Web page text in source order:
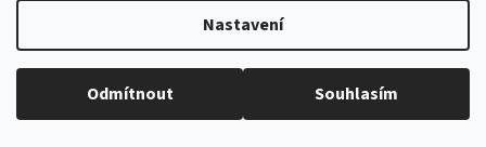
Nastavení
Odmítnout Souhlasím
1 999 Kč